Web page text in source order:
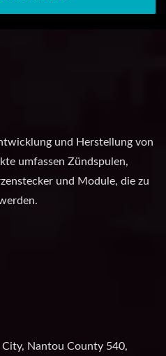
und Herstellung von
umfassen Zündspulen,
und Module, die zu
City, Nantou County 540,